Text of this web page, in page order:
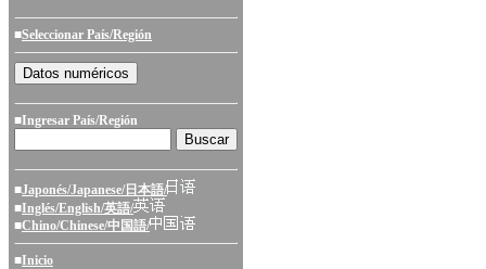
■Seleccionar País/Región
■Ingresar País/Región
■Japonés/Japanese/日本語/
■Inglés/English/英語/
■Chino/Chinese/中国語/
■Inicio